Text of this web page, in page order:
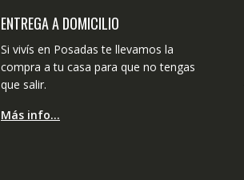
ENTREGA A DOMICILIO
Si vivís en Posadas te llevamos la
compra a tu casa para que no tengas
que salir.
Más info…